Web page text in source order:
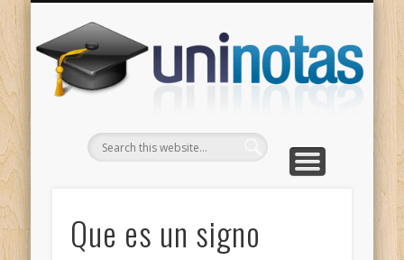
Que es un signo